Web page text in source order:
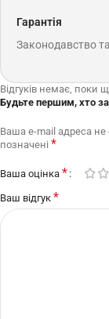
Гарантія
Законодавство
Відгуків немає, поки
Будьте першим, хто
Ваша e-mail адреса
позначені *
Ваша оцінка *
Ваш відгук *